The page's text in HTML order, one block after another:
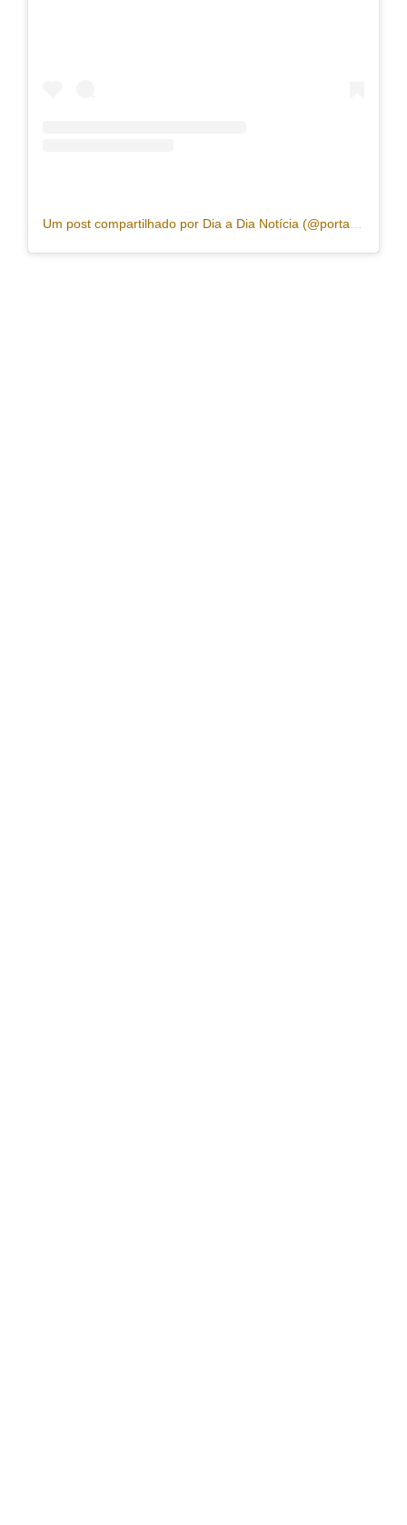
Um post compartilhado por Dia a Dia Notícia (@portaldiaadia)